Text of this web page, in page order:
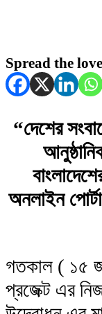
Spread the love
“দেশের
অনলাইন
গতকাল ( ১৫
প্রজেক্ট এর